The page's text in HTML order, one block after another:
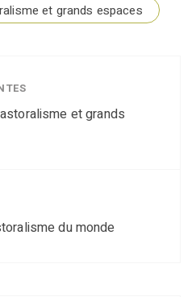
et grands espaces
et grands
du monde